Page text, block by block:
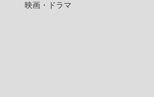
映画・ドラマ